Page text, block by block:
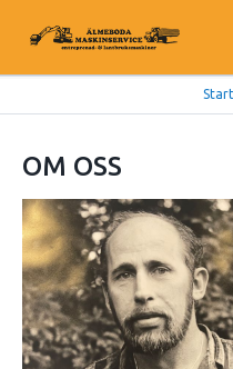
Start
OM OSS